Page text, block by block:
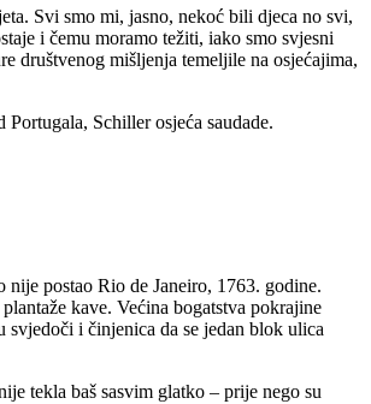
Svi smo mi, jasno, nekoć bili djeca no svi,
i čemu moramo težiti, iako smo svjesni
društvenog mišljenja temeljile na osjećajima,
Schiller osjeća saudade.
postao Rio de Janeiro, 1763. godine.
kave. Većina bogatstva pokrajine
i činjenica da se jedan blok ulica
tekla baš sasvim glatko – prije nego su